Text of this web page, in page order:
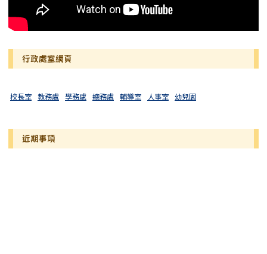
行政處室網頁
校長室 教務處 學務處 總務處 輔導室 人事室 幼兒園
近期事項